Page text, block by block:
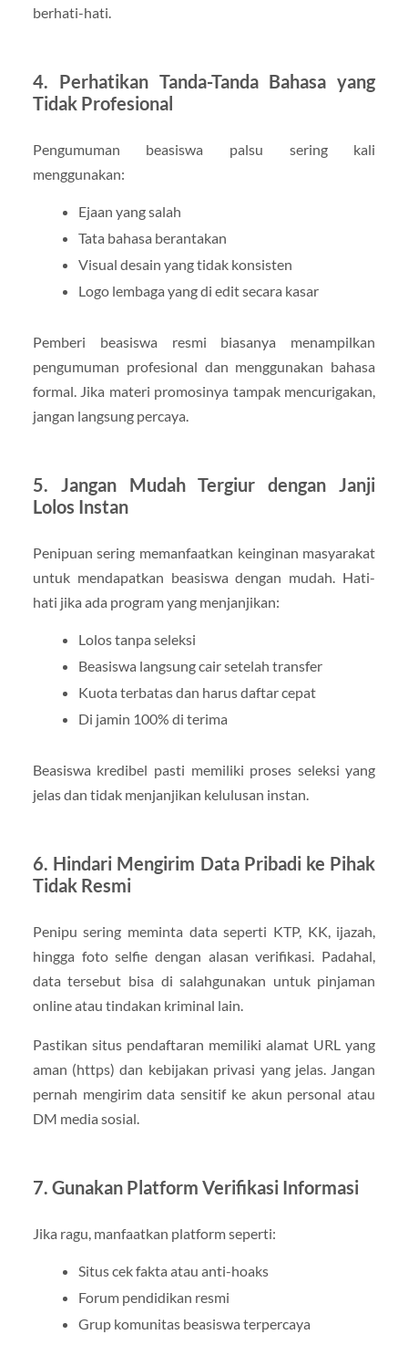
berhati-hati.
4. Perhatikan Tanda-Tanda Bahasa yang
Tidak Profesional
Pengumuman beasiswa palsu sering kali
menggunakan:
Ejaan yang salah
Tata bahasa berantakan
Visual desain yang tidak konsisten
Logo lembaga yang di edit secara kasar
Pemberi beasiswa resmi biasanya menampilkan
pengumuman profesional dan menggunakan bahasa
formal. Jika materi promosinya tampak mencurigakan,
jangan langsung percaya.
5. Jangan Mudah Tergiur dengan Janji
Lolos Instan
Penipuan sering memanfaatkan keinginan masyarakat
untuk mendapatkan beasiswa dengan mudah. Hati-
hati jika ada program yang menjanjikan:
Lolos tanpa seleksi
Beasiswa langsung cair setelah transfer
Kuota terbatas dan harus daftar cepat
Di jamin 100% di terima
Beasiswa kredibel pasti memiliki proses seleksi yang
jelas dan tidak menjanjikan kelulusan instan.
6. Hindari Mengirim Data Pribadi ke Pihak
Tidak Resmi
Penipu sering meminta data seperti KTP, KK, ijazah,
hingga foto selfie dengan alasan verifikasi. Padahal,
data tersebut bisa di salahgunakan untuk pinjaman
online atau tindakan kriminal lain.
Pastikan situs pendaftaran memiliki alamat URL yang
aman (https) dan kebijakan privasi yang jelas. Jangan
pernah mengirim data sensitif ke akun personal atau
DM media sosial.
7. Gunakan Platform Verifikasi Informasi
Jika ragu, manfaatkan platform seperti:
Situs cek fakta atau anti-hoaks
Forum pendidikan resmi
Grup komunitas beasiswa terpercaya